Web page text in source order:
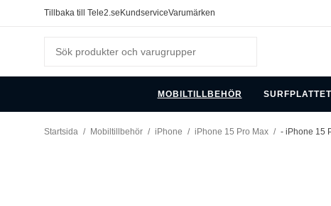
Tillbaka till Tele2.se KundserviceVarumärken
MOBILTILLBEHÖR
Startsida / Mobiltillbehör / iPhone / iPhone 15 Pro Max / - iPhone 15